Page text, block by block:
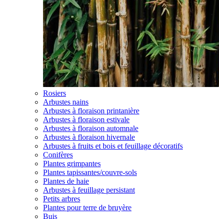
Rosiers
Arbustes nains
Arbustes à floraison printanière
Arbustes à floraison estivale
Arbustes à floraison automnale
Arbustes à floraison hivernale
Arbustes à fruits et bois et feuillage décoratifs
Conifères
Plantes grimpantes
Plantes tapissantes/couvre-sols
Plantes de haie
Arbustes à feuillage persistant
Petits arbres
Plantes pour terre de bruyère
Buis